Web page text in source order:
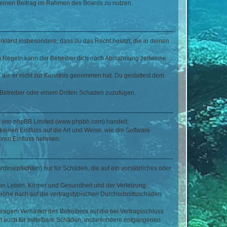
Beitrag im Rahmen des Boards zu nutzen.
insbesondere, dass du das Recht besitzt, die in deinen
kann der Betreiber dich nach Abmahnung zeitweise
er nicht zur Kenntnis genommen hat. Du gestattest dem
oder einem Dritten Schaden zuzufügen.
phpBB Limited (www.phpbb.com) handelt;
Einfluss auf die Art und Weise, wie die Software
Einfluss nehmen.
nur für Schäden, die auf ein vorsätzliches oder
Leben, Körper und Gesundheit und der Verletzung
nach auf die vertragstypischen Durchschnittsschäden
Verhalten des Betreibers auf die bei Vertragsschluss
für mittelbare Schäden, insbesondere entgangenen